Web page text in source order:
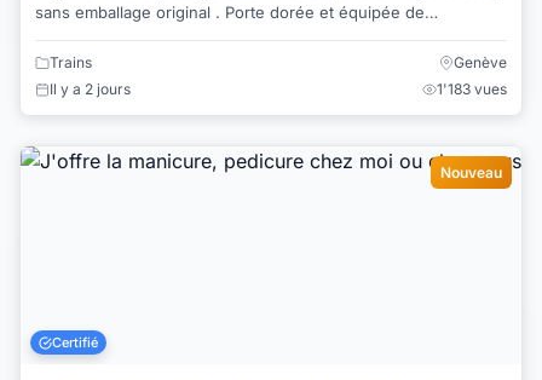
sans emballage original . Porte dorée et équipée de
Trains
Genève
Il y a 2 jours
1'183 vues
Nouveau
Certifié